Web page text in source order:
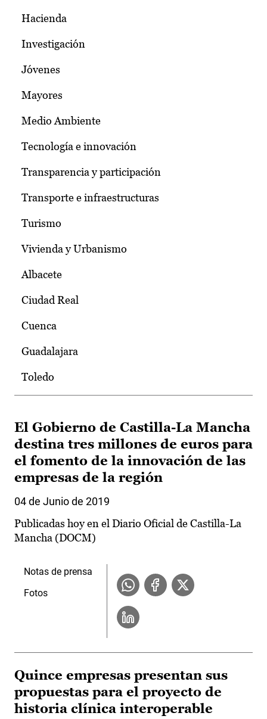
Hacienda
Investigación
Jóvenes
Mayores
Medio Ambiente
Tecnología e innovación
Transparencia y participación
Transporte e infraestructuras
Turismo
Vivienda y Urbanismo
Albacete
Ciudad Real
Cuenca
Guadalajara
Toledo
El Gobierno de Castilla-La Mancha
destina tres millones de euros para
el fomento de la innovación de las
empresas de la región
04 de Junio de 2019
Publicadas hoy en el Diario Oficial de Castilla-La
Mancha (DOCM)
Notas de prensa
Fotos
Quince empresas presentan sus
propuestas para el proyecto de
historia clínica interoperable